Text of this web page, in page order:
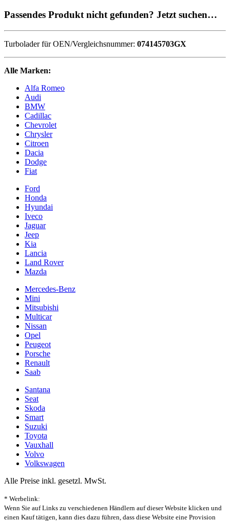
Passendes Produkt nicht gefunden? Jetzt suchen…
Turbolader für OEN/Vergleichsnummer: 074145703GX
Alle Marken:
Alfa Romeo
Audi
BMW
Cadillac
Chevrolet
Chrysler
Citroen
Dacia
Dodge
Fiat
Ford
Honda
Hyundai
Iveco
Jaguar
Jeep
Kia
Lancia
Land Rover
Mazda
Mercedes-Benz
Mini
Mitsubishi
Multicar
Nissan
Opel
Peugeot
Porsche
Renault
Saab
Santana
Seat
Skoda
Smart
Suzuki
Toyota
Vauxhall
Volvo
Volkswagen
Alle Preise inkl. gesetzl. MwSt.
* Werbelink:
Wenn Sie auf Links zu verschiedenen Händlern auf dieser Website klicken und
einen Kauf tätigen, kann dies dazu führen, dass diese Website eine Provision